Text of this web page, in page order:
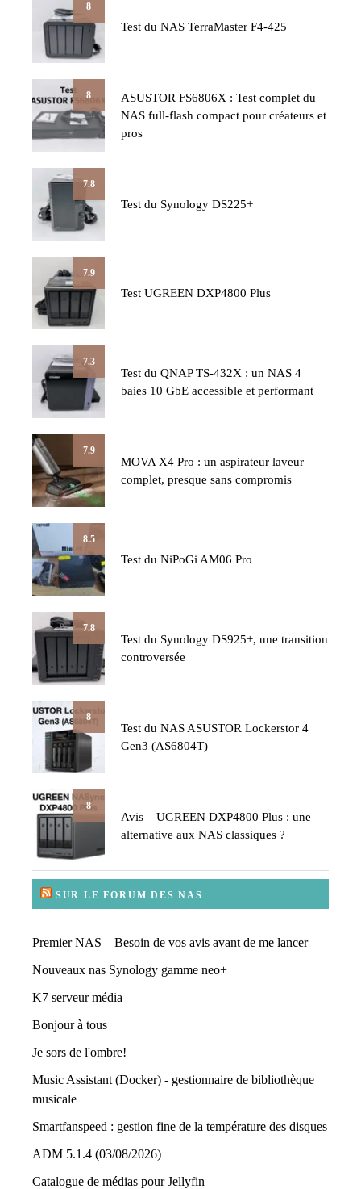
8
Test du NAS TerraMaster F4-425
8
ASUSTOR FS6806X : Test complet du
NAS full-flash compact pour créateurs et
pros
7.8
Test du Synology DS225+
7.9
Test UGREEN DXP4800 Plus
7.3
Test du QNAP TS-432X : un NAS 4
baies 10 GbE accessible et performant
7.9
MOVA X4 Pro : un aspirateur laveur
complet, presque sans compromis
8.5
Test du NiPoGi AM06 Pro
7.8
Test du Synology DS925+, une transition
controversée
8
Test du NAS ASUSTOR Lockerstor 4
Gen3 (AS6804T)
8
Avis – UGREEN DXP4800 Plus : une
alternative aux NAS classiques ?
SUR LE FORUM DES NAS
Premier NAS – Besoin de vos avis avant de me lancer
Nouveaux nas Synology gamme neo+
K7 serveur média
Bonjour à tous
Je sors de l'ombre!
Music Assistant (Docker) - gestionnaire de bibliothèque
musicale
Smartfanspeed : gestion fine de la température des disques
ADM 5.1.4 (03/08/2026)
Catalogue de médias pour Jellyfin